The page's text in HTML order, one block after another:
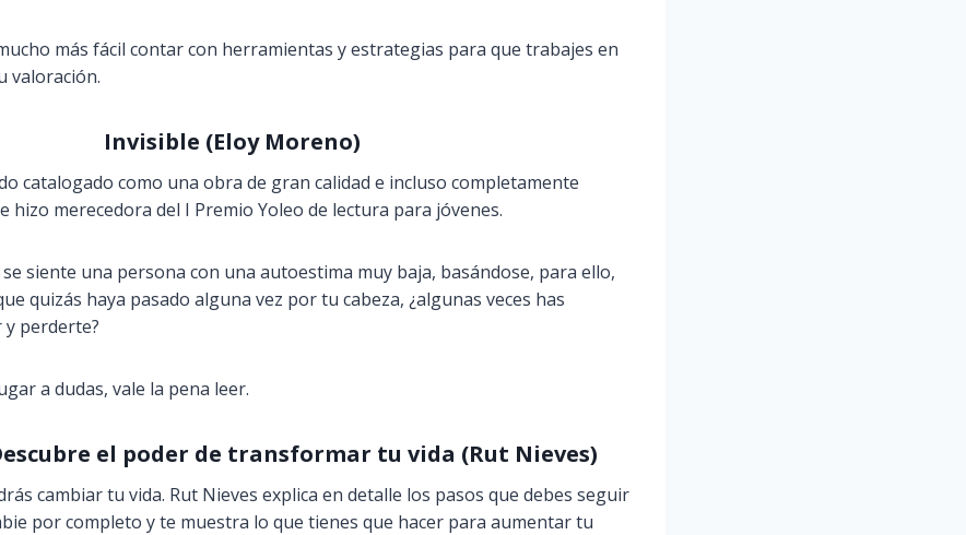
más fácil contar con herramientas y estrategias para que trabajes en
valoración.
Invisible (Eloy Moreno)
catalogado como una obra de gran calidad e incluso completamente
hizo merecedora del I Premio Yoleo de lectura para jóvenes.
siente una persona con una autoestima muy baja, basándose, para ello,
quizás haya pasado alguna vez por tu cabeza, ¿algunas veces has
perderte?
a dudas, vale la pena leer.
el poder de transformar tu vida (Rut Nieves)
cambiar tu vida. Rut Nieves explica en detalle los pasos que debes seguir
por completo y te muestra lo que tienes que hacer para aumentar tu